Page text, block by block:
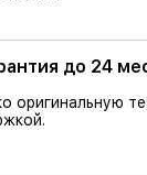
до 24
оригинальную